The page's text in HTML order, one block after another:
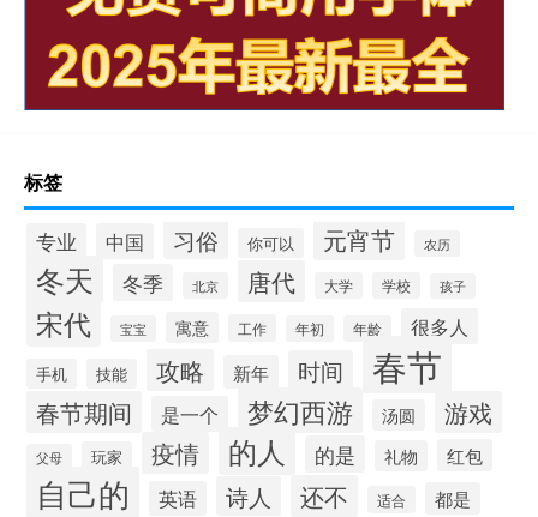
标签
专业 中国 习俗 你可以 元宵节 农历
冬天 冬季 北京 唐代 大学 学校 孩子
宋代 宝宝 寓意 工作 年初 年龄 很多人
手机 技能 攻略 新年 时间 春节
春节期间 是一个 梦幻西游 汤圆 游戏
父母 玩家 疫情 的人 的是 礼物 红包
自己的 英语 诗人 还不 适合 都是